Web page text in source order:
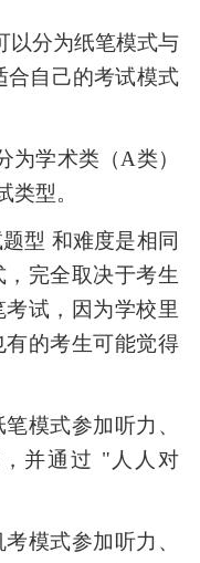
以分为纸笔模式与
合自己的考试模式
学术类（A类）
类型。
型 和难度是相同
完全取决于考生
试，因为学校里
的考生可能觉得
模式参加听力、
并通过 "人人对
模式参加听力、